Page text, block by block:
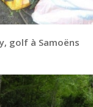
golf à Samoëns